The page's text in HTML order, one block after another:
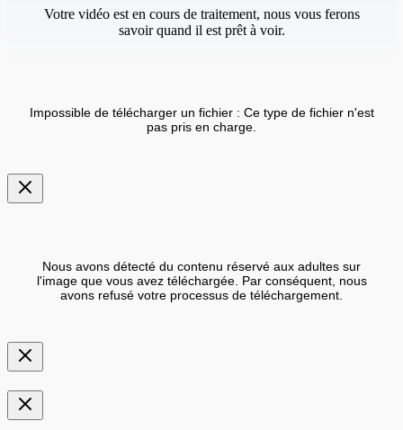
Votre vidéo est en cours de traitement, nous vous ferons
savoir quand il est prêt à voir.
Impossible de télécharger un fichier : Ce type de fichier n'est
pas pris en charge.
Nous avons détecté du contenu réservé aux adultes sur
l'image que vous avez téléchargée. Par conséquent, nous
avons refusé votre processus de téléchargement.